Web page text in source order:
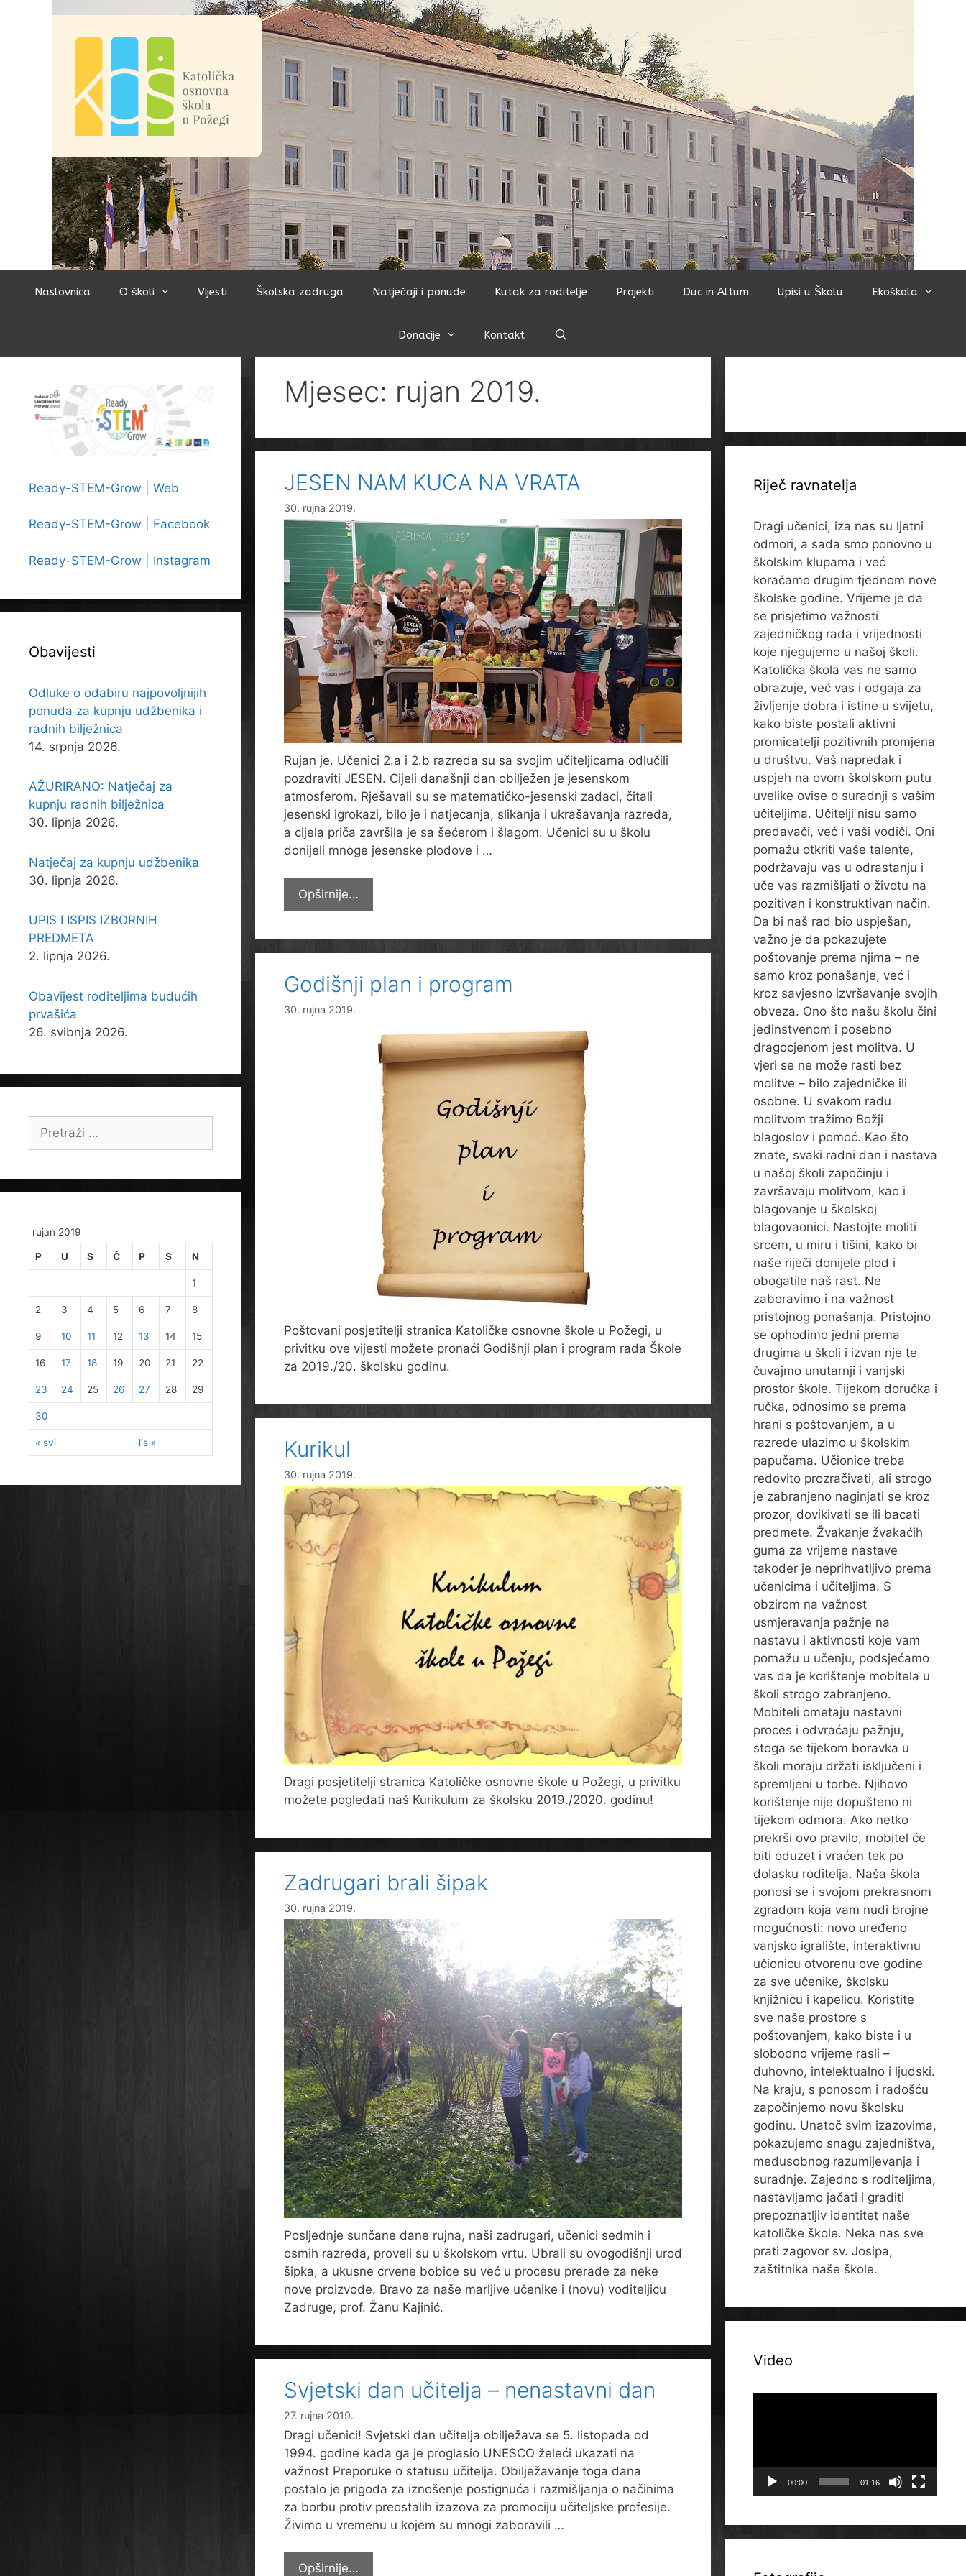
Naslovnica O školi Vijesti Školska zadruga Natječaji i ponude Kutak za roditelje Projekti Duc in Altum Upisi u Školu Ekoškola
Donacije Kontakt
Mjesec: rujan 2019.
JESEN NAM KUCA NA VRATA
30. rujna 2019.
Rujan je. Učenici 2.a i 2.b razreda su sa svojim učiteljicama odlučili
pozdraviti JESEN. Cijeli današnji dan obilježen je jesenskom
atmosferom. Rješavali su se matematičko-jesenski zadaci, čitali
jesenski igrokazi, bilo je i natjecanja, slikanja i ukrašavanja razreda,
a cijela priča završila je sa šećerom i šlagom. Učenici su u školu
donijeli mnoge jesenske plodove i …
Opširnije…
NAM
Godišnji plan i program
30. rujna 2019.
Poštovani posjetitelji stranica Katoličke osnovne škole u Požegi, u
privitku ove vijesti možete pronaći Godišnji plan i program rada Škole
za 2019./20. školsku godinu.
Kurikul
30. rujna 2019.
Dragi posjetitelji stranica Katoličke osnovne škole u Požegi, u privitku
možete pogledati naš Kurikulum za školsku 2019./2020. godinu!
Zadrugari brali šipak
30. rujna 2019.
Posljednje sunčane dane rujna, naši zadrugari, učenici sedmih i
osmih razreda, proveli su u školskom vrtu. Ubrali su ovogodišnji urod
šipka, a ukusne crvene bobice su već u procesu prerade za neke
nove proizvode. Bravo za naše marljive učenike i (novu) voditeljicu
Zadruge, prof. Žanu Kajinić.
Svjetski dan učitelja – nenastavni dan
27. rujna 2019.
Dragi učenici! Svjetski dan učitelja obilježava se 5. listopada od
1994. godine kada ga je proglasio UNESCO želeći ukazati na
važnost Preporuke o statusu učitelja. Obilježavanje toga dana
postalo je prigoda za iznošenje postignuća i razmišljanja o načinima
za borbu protiv preostalih izazova za promociju učiteljske profesije.
Živimo u vremenu u kojem su mnogi zaboravili …
Opširnije…
Ready-STEM-Grow | Web
Ready-STEM-Grow | Facebook
Ready-STEM-Grow | Instagram
Obavijesti
Odluke o odabiru najpovoljnijih
ponuda za kupnju udžbenika i
radnih bilježnica
14. srpnja 2026.
AŽURIRANO: Natječaj za
kupnju radnih bilježnica
30. lipnja 2026.
Natječaj za kupnju udžbenika
30. lipnja 2026.
UPIS I ISPIS IZBORNIH
PREDMETA
2. lipnja 2026.
Obavijest roditeljima budućih
prvašića
26. svibnja 2026.
rujan 2019
P U S Č P S N
« svi lis »
1
2 3 4 5 6 7 8
9 10 11 12 13 14 15
16 17 18 19 20 21 22
23 24 25 26 27 28 29
30
Riječ ravnatelja
Dragi učenici, iza nas su ljetni
odmori, a sada smo ponovno u
školskim klupama i već
koračamo drugim tjednom nove
školske godine. Vrijeme je da
se prisjetimo važnosti
zajedničkog rada i vrijednosti
koje njegujemo u našoj školi.
Katolička škola vas ne samo
obrazuje, već vas i odgaja za
življenje dobra i istine u svijetu,
kako biste postali aktivni
promicatelji pozitivnih promjena
u društvu. Vaš napredak i
uspjeh na ovom školskom putu
uvelike ovise o suradnji s vašim
učiteljima. Učitelji nisu samo
predavači, već i vaši vodiči. Oni
pomažu otkriti vaše talente,
podržavaju vas u odrastanju i
uče vas razmišljati o životu na
pozitivan i konstruktivan način.
Da bi naš rad bio uspješan,
važno je da pokazujete
poštovanje prema njima – ne
samo kroz ponašanje, već i
kroz savjesno izvršavanje svojih
obveza. Ono što našu školu čini
jedinstvenom i posebno
dragocjenom jest molitva. U
vjeri se ne može rasti bez
molitve – bilo zajedničke ili
osobne. U svakom radu
molitvom tražimo Božji
blagoslov i pomoć. Kao što
znate, svaki radni dan i nastava
u našoj školi započinju i
završavaju molitvom, kao i
blagovanje u školskoj
blagovaonici. Nastojte moliti
srcem, u miru i tišini, kako bi
naše riječi donijele plod i
obogatile naš rast. Ne
zaboravimo i na važnost
pristojnog ponašanja. Pristojno
se ophodimo jedni prema
drugima u školi i izvan nje te
čuvajmo unutarnji i vanjski
prostor škole. Tijekom doručka i
ručka, odnosimo se prema
hrani s poštovanjem, a u
razrede ulazimo u školskim
papučama. Učionice treba
redovito prozračivati, ali strogo
je zabranjeno naginjati se kroz
prozor, dovikivati se ili bacati
predmete. Žvakanje žvakaćih
guma za vrijeme nastave
također je neprihvatljivo prema
učenicima i učiteljima. S
obzirom na važnost
usmjeravanja pažnje na
nastavu i aktivnosti koje vam
pomažu u učenju, podsjećamo
vas da je korištenje mobitela u
školi strogo zabranjeno.
Mobiteli ometaju nastavni
proces i odvraćaju pažnju,
stoga se tijekom boravka u
školi moraju držati isključeni i
spremljeni u torbe. Njihovo
korištenje nije dopušteno ni
tijekom odmora. Ako netko
prekrši ovo pravilo, mobitel će
biti oduzet i vraćen tek po
dolasku roditelja. Naša škola
ponosi se i svojom prekrasnom
zgradom koja vam nudi brojne
mogućnosti: novo uređeno
vanjsko igralište, interaktivnu
učionicu otvorenu ove godine
za sve učenike, školsku
knjižnicu i kapelicu. Koristite
sve naše prostore s
poštovanjem, kako biste i u
slobodno vrijeme rasli –
duhovno, intelektualno i ljudski.
Na kraju, s ponosom i radošću
započinjemo novu školsku
godinu. Unatoč svim izazovima,
pokazujemo snagu zajedništva,
međusobnog razumijevanja i
suradnje. Zajedno s roditeljima,
nastavljamo jačati i graditi
prepoznatljiv identitet naše
katoličke škole. Neka nas sve
prati zagovor sv. Josipa,
zaštitnika naše škole.
Video
00:00 01:16